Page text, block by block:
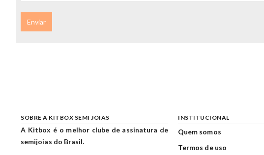
SOBRE A KITBOX SEMI JOIAS
A Kitbox é o melhor clube de assinatura de
semijoias do Brasil.
INSTITUCIONAL
Quem somos
Termos de uso